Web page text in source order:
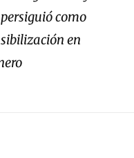
como
en